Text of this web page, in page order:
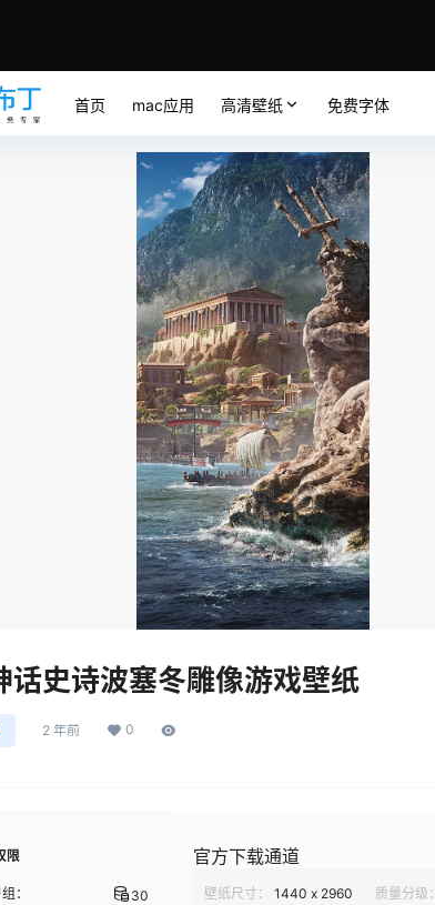
首页 mac应用 高清壁纸 免费字体
话史诗波塞冬雕像游戏壁纸
2 年前 0
限
： 30
官方下载通道
壁纸尺寸： 1440 x 2960 质量分级：